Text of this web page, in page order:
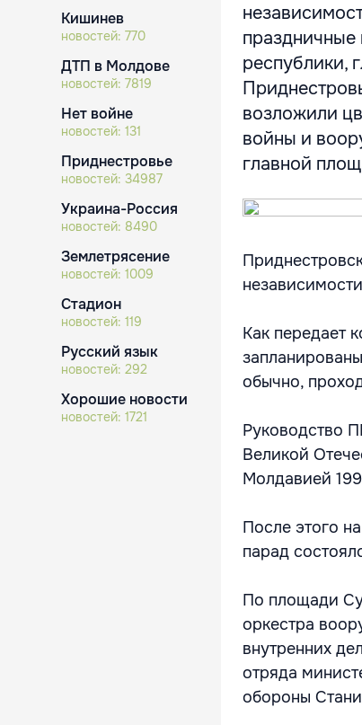
Кишинев
новостей: 770
ДТП в Молдове
новостей: 7819
Нет войне
новостей: 131
Приднестровье
новостей: 34987
Украина-Россия
новостей: 8490
Землетрясение
новостей: 1009
Стадион
новостей: 119
Русский язык
новостей: 292
Хорошие новости
новостей: 1721
праздничные
республики,
возложили
войны и
главной
Как передает
обычно,
Руководство
Великой
Молдавией
После этого
парад
По площади
оркестра
внутренних
отряда
обороны